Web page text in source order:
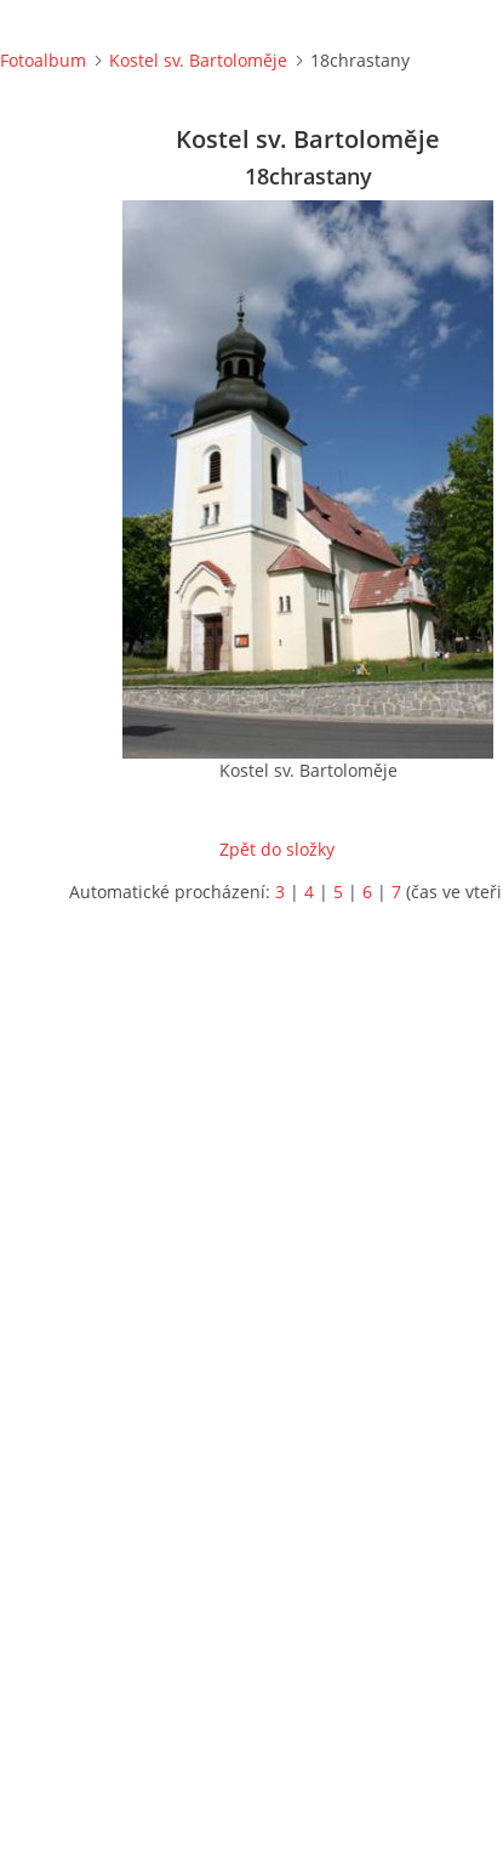
Fotoalbum Kostel sv. Bartoloměje 18chrastany
Kostel sv. Bartoloměje
18chrastany
Kostel sv. Bartoloměje
Zpět do složky
Automatické procházení: 3 | 4 | 5 | 6 | 7 (čas ve